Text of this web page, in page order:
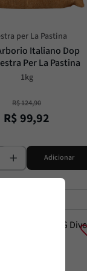
per La Pastina
Italiano Dop
Per La Pastina
1kg
R$124,90
R$99,92
Adicionar